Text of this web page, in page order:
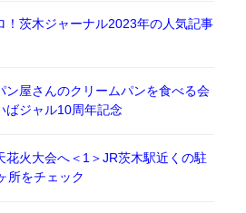
！茨木ジャーナル2023年の人気記事
ン屋さんのクリームパンを食べる会
ばジャル10周年記念
花火大会へ＜1＞JR茨木駅近くの駐
所をチェック